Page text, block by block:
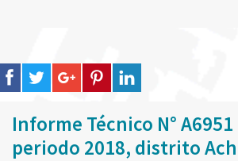
Informe Técnico N°
periodo 2018, distrito